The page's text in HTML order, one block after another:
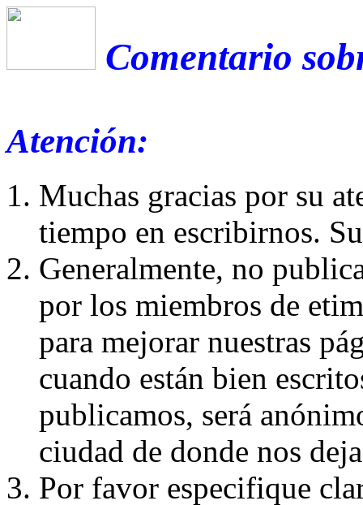
Comentario
Atención:
Muchas gracias por su
tiempo en escribirnos.
Generalmente, no
por los miembros de
para mejorar nuestras
cuando están bien
publicamos, será
ciudad de donde nos
Por favor especifique